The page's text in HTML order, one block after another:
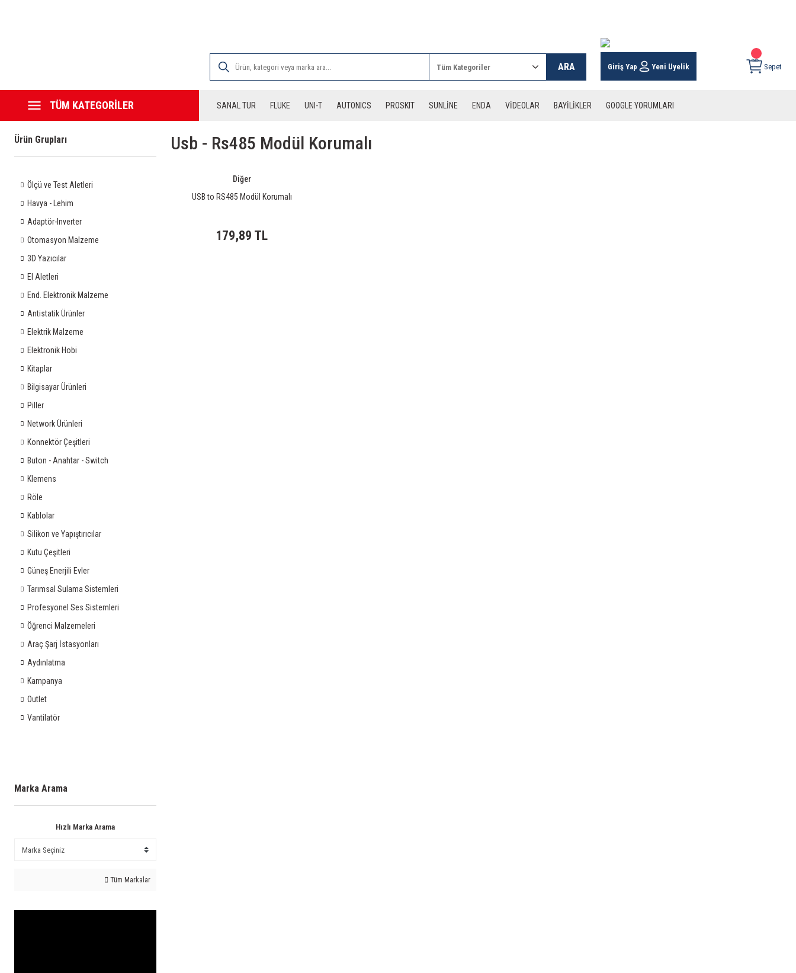
ARA Giriş Yap Yeni Üyelik Sepet
TÜM KATEGORİLER SANAL TUR FLUKE UNI-T AUTONICS PROSKIT SUNLİNE ENDA VİDEOLAR BAYİLİKLER GOOGLE YORUMLARI
Ürün Grupları
Ölçü ve Test Aletleri
Havya - Lehim
Adaptör-Inverter
Otomasyon Malzeme
3D Yazıcılar
El Aletleri
End. Elektronik Malzeme
Antistatik Ürünler
Elektrik Malzeme
Elektronik Hobi
Kitaplar
Bilgisayar Ürünleri
Piller
Network Ürünleri
Konnektör Çeşitleri
Buton - Anahtar - Switch
Klemens
Röle
Kablolar
Silikon ve Yapıştırıcılar
Kutu Çeşitleri
Güneş Enerjili Evler
Tarımsal Sulama Sistemleri
Profesyonel Ses Sistemleri
Öğrenci Malzemeleri
Araç Şarj İstasyonları
Aydınlatma
Kampanya
Outlet
Vantilatör
Marka Arama
Hızlı Marka Arama
Tüm Markalar
Usb - Rs485 Modül Korumalı
Diğer
USB to RS485 Modül Korumalı
179,89 TL